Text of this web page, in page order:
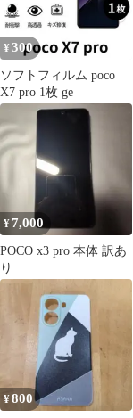
¥ 300
ソフトフィルム poco
X7 pro 1枚 ge
¥7,000
POCO x3 pro 本体 訳あ
り
¥800